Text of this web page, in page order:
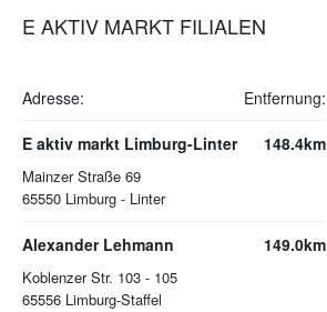
E AKTIV MARKT FILIALEN
Adresse: Entfernung:
E aktiv markt Limburg-Linter
Mainzer Straße 69
65550 Limburg - Linter
148.4km
Alexander Lehmann
Koblenzer Str. 103 - 105
65556 Limburg-Staffel
149.0km